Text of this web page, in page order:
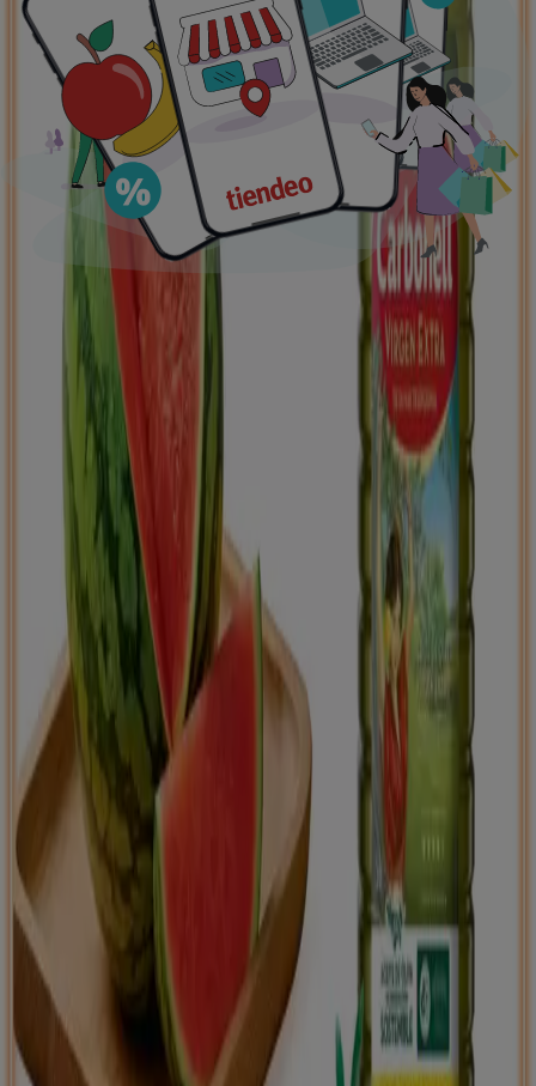
supermercadosjardín y bricolajeFreidora de airepatinete
eléctricoviajes aceite de olivacomida
asiática
aguacatesbomba de agua
Tiendeo en tu ciudad
Madrid Barcelona Valencia Sevilla
Zaragoza
Palma de Mallorca Bilbao Alicante
Murcia
Las Palmas de Gran Canaria
Valladolid
A
Coruña
Vigo
Granada
Ver más ciudades
Descargar la APP
Tiendeo international
España Italia United Kingdom México
Brasil
Colombia
Argentina France
United States
Nederland
Deutschland Perú
Portugal
Australia
Türkiye Polska Norge
Österreich
Sverige
Ecuador Singapore South Africa
Canada
Danmark
Suomi Ελλάδα 한국
Belgique
Schweiz
United Arab Emirates România
Maroc
Ceská republika
Slovenská republika
Magyarország
България
Publicidad